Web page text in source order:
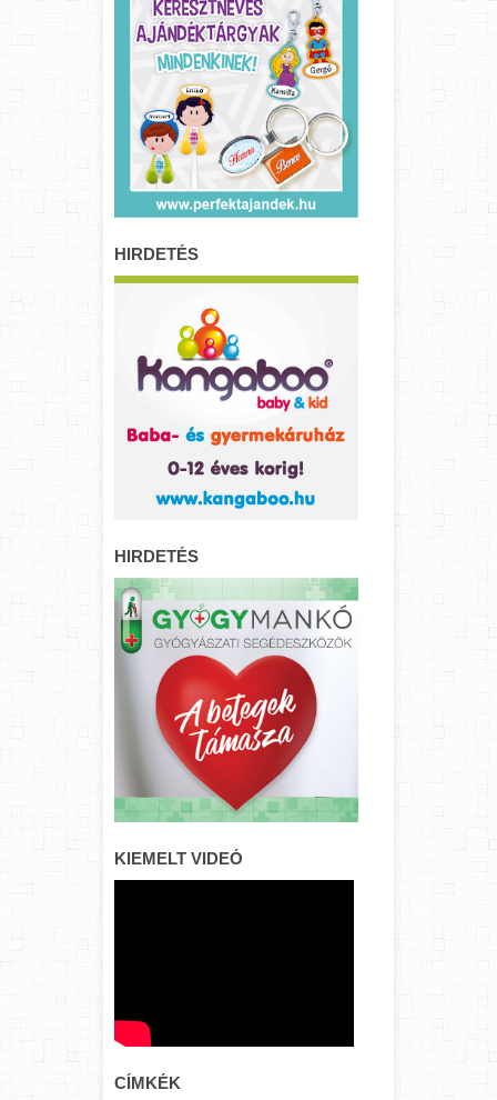
HIRDETÉS
HIRDETÉS
KIEMELT VIDEÓ
CÍMKÉK